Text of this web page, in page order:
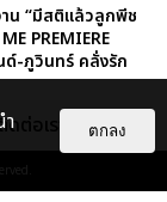
น “มีสติแล้วลูกพีช
PREMIERE
ด์-ภูวินทร์ คลั่งรัก
ดต่อเรา ตกลง